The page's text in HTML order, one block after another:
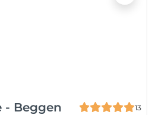
- Beggen
13